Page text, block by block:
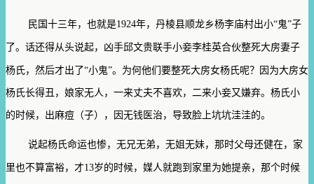
民国十三年，也就是1924年，丹棱县顺龙乡杨李庙村出小“鬼”子
了。 话还得从头说起，凶手邱文贵联手小妾李桂英合伙整死大房妻子
杨氏，然后才出了“小鬼”。为何他们要整死大房女杨氏呢？因为大房女
杨氏长得丑，娘家无人，一来丈夫不喜欢，二来小妾又嫌弃。杨氏小
的时候，出麻痘（子），因无钱医治，导致脸上坑坑洼洼的。
说起杨氏命运也惨，无兄无弟，无姐无妹，那时父母还健在，家
里也不算富裕，才13岁的时候，媒人就跑到家里为她提亲，那个时候